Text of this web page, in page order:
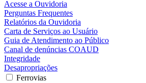
Acesse a Ouvidoria
Perguntas Frequentes
Relatórios da Ouvidoria
Carta de Serviços ao Usuário
Guia de Atendimento ao Público
Canal de denúncias COAUD
Integridade
Desapropriações
Ferrovias